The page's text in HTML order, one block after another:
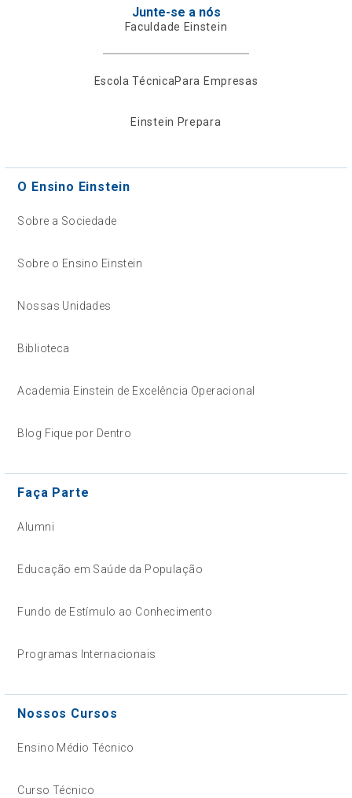
Junte-se a nós
Faculdade Einstein
Escola TécnicaPara Empresas
Einstein Prepara
O Ensino Einstein
Sobre a Sociedade
Sobre o Ensino Einstein
Nossas Unidades
Biblioteca
Academia Einstein de Excelência Operacional
Blog Fique por Dentro
Faça Parte
Alumni
Educação em Saúde da População
Fundo de Estímulo ao Conhecimento
Programas Internacionais
Nossos Cursos
Ensino Médio Técnico
Curso Técnico